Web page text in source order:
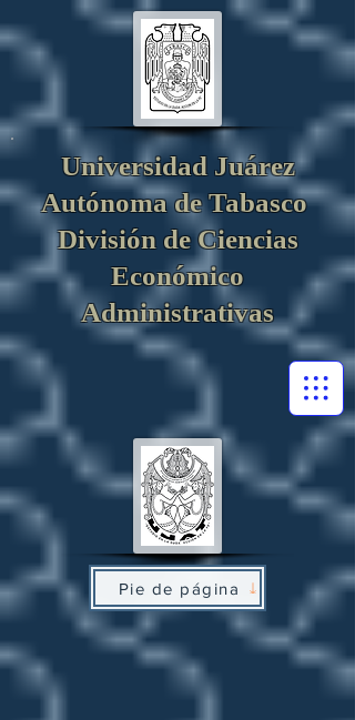
Universidad Juárez
Autónoma de Tabasco
División de Ciencias
Económico
Administrativas
Pie de página